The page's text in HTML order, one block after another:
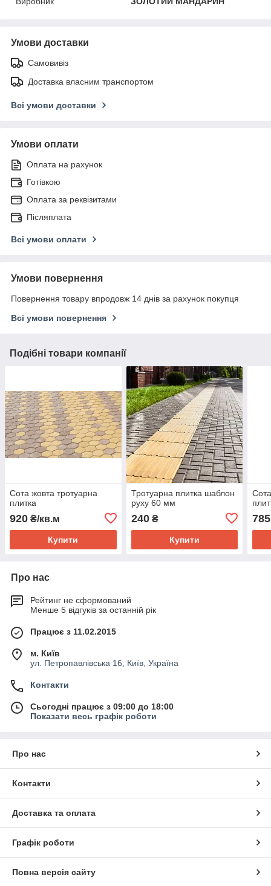
Умови доставки
Самовивіз
Доставка власним транспортом
Всі умови доставки
Умови оплати
Оплата на рахунок
Готівкою
Оплата за реквізитами
Післяплата
Всі умови оплати
Умови повернення
Повернення товару впродовж 14 днів за рахунок покупця
Всі умови повернення
Подібні товари компанії
Сота жовта тротуарна
плитка
920 ₴/кв.м
Купити
Тротуарна плитка шаблон
руху 60 мм
240₴
Купити
785
Про нас
Рейтинг не сформований
Менше 5 відгуків за останній рік
Працює з 11.02.2015
м. Київ
ул. Петропавлівська 16, Київ, Україна
Контакти
Сьогодні працює з 09:00 до 18:00
Показати весь графік роботи
Про нас
Контакти
Доставка та оплата
Графік роботи
Повна версія сайту